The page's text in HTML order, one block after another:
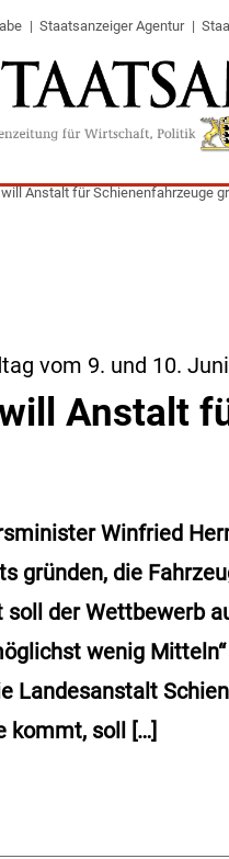
Staatsanzeiger Agentur
Anstalt für Schienenfahrzeuge
vom 9. und 10.
Anstalt
Winfried
gründen, die
der Wettbewerb
wenig
Landesanstalt
kommt, soll […]